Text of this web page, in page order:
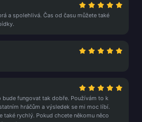
a spolehlivá. Čas od času můžete také
bude fungovat tak dobře. Používám to k
hráčům a výsledek se mi moc líbí.
také rychlý. Pokud chcete někomu něco